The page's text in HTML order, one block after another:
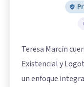
Teresa Marcín
Existencial y
un enfoque